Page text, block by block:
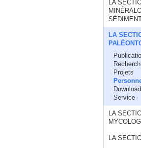
LA
LA
Projets
Service
LA
LA